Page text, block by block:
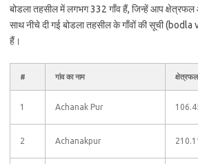
बोडला तहसील में लगभग 332 गाँव हैं, जिन्हें आप
साथ नीचे दी गई बोडला तहसील के गाँवों की सूची
हैं।
# गांव का नाम
1 Achanak Pur
2 Achanakpur